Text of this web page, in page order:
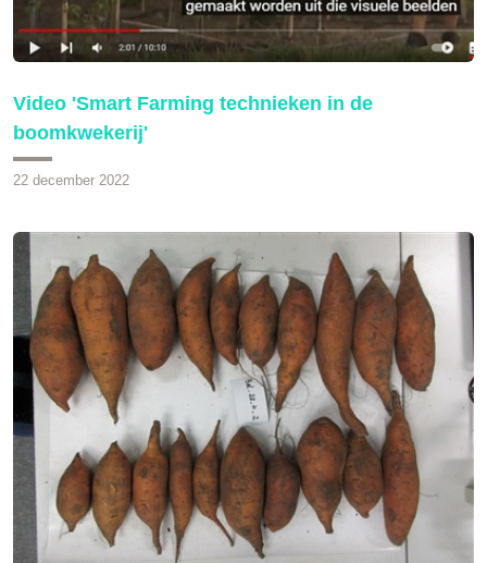
Video 'Smart Farming technieken in de
boomkwekerij'
22 december 2022